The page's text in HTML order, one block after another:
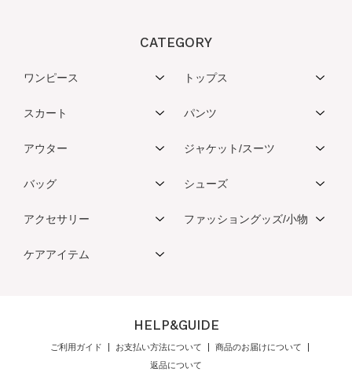
CATEGORY
ワンピース トップス
スカート パンツ
アウター ジャケット/スーツ
バッグ シューズ
アクセサリー ファッショングッズ/小物
ケアアイテム
HELP&GUIDE
ご利用ガイド お支払い方法について
商品のお届けについて
返品について